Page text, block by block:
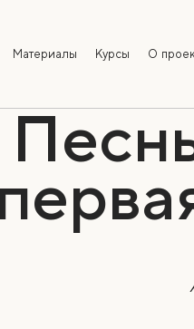
Материалы Курсы О